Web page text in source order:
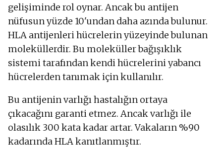
gelişiminde rol oynar. Ancak bu antijen
nüfusun yüzde 10'undan daha azında bulunur.
HLA antijenleri hücrelerin yüzeyinde bulunan
moleküllerdir. Bu moleküller bağışıklık
sistemi tarafından kendi hücrelerini yabancı
hücrelerden tanımak için kullanılır.
Bu antijenin varlığı hastalığın ortaya
çıkacağını garanti etmez. Ancak varlığı ile
olasılık 300 kata kadar artar. Vakaların %90
kadarında HLA kanıtlanmıştır.